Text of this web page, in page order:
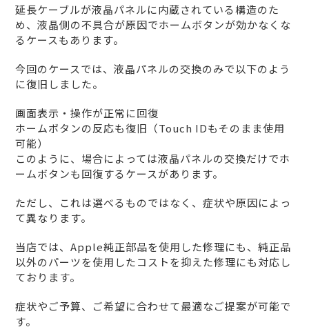
延長ケーブルが液晶パネルに内蔵されている構造のた
め、液晶側の不具合が原因でホームボタンが効かなくな
るケースもあります。
今回のケースでは、液晶パネルの交換のみで以下のよう
に復旧しました。
画面表示・操作が正常に回復
ホームボタンの反応も復旧（Touch IDもそのまま使用
可能）
このように、場合によっては液晶パネルの交換だけでホ
ームボタンも回復するケースがあります。
ただし、これは選べるものではなく、症状や原因によっ
て異なります。
当店では、Apple純正部品を使用した修理にも、純正品
以外のパーツを使用したコストを抑えた修理にも対応し
ております。
症状やご予算、ご希望に合わせて最適なご提案が可能で
す。